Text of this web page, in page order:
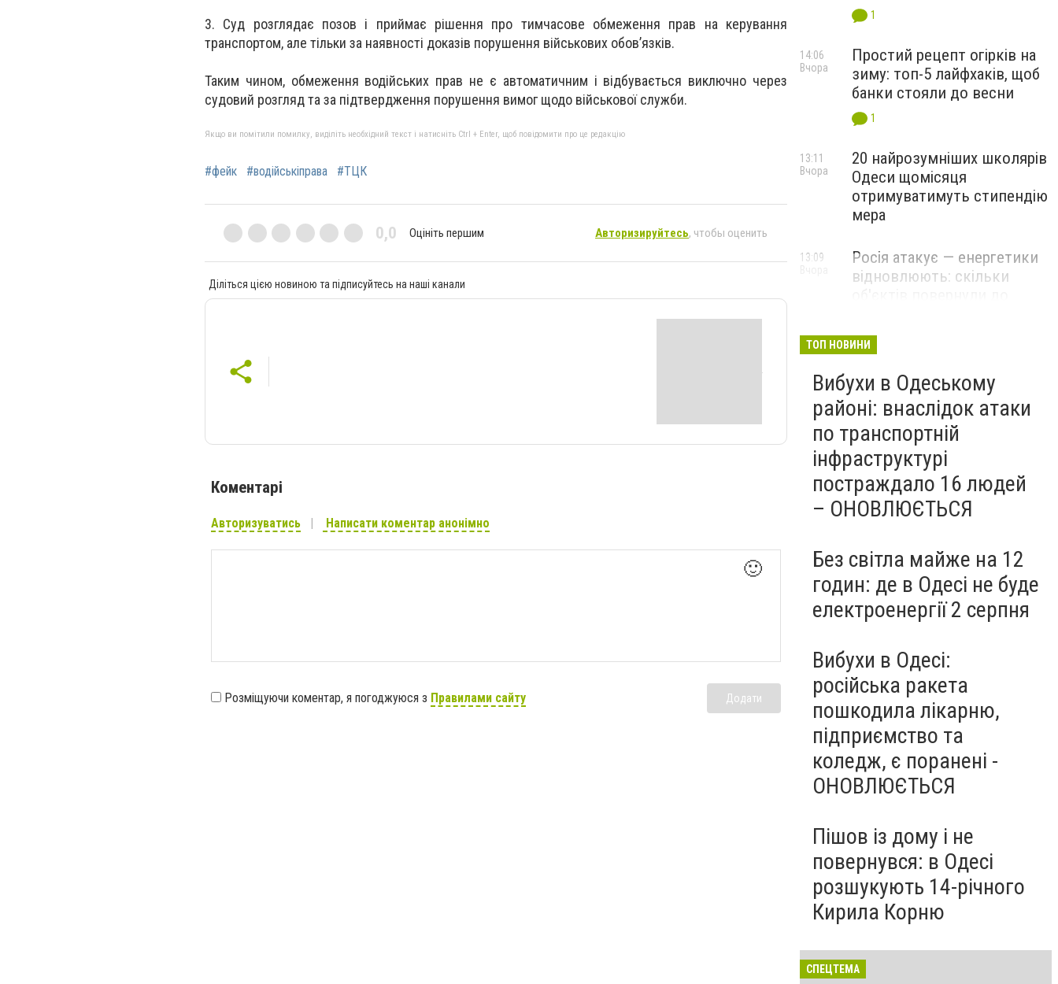
3. Суд розглядає позов і приймає рішення про тимчасове обмеження прав на керування
транспортом, але тільки за наявності доказів порушення військових обов’язків.
Таким чином, обмеження водійських прав не є автоматичним і відбувається виключно через
судовий розгляд та за підтвердження порушення вимог щодо військової служби.
Якщо ви помітили помилку, виділіть необхідний текст і натисніть Ctrl + Enter, щоб повідомити про це редакцію
#фейк #водійськіправа #ТЦК
0,0 Оцініть першим Авторизируйтесь, чтобы оценить
Діліться цією новиною та підписуйтесь на наші канали
Коментарі
Авторизуватись Написати коментар анонімно
🙂
Розміщуючи коментар, я погоджуюся з Правилами сайту Додати
1
Простий рецепт огірків на
зиму: топ-5 лайфхаків, щоб
банки стояли до весни
1
14:06
Вчора
20 найрозумніших школярів
Одеси щомісяця
отримуватимуть стипендію
мера
13:11
Вчора
Росія атакує — енергетики
відновлюють: скільки
13:09
ТОП НОВИНИ
Вибухи в Одеському
районі: внаслідок атаки
по транспортній
інфраструктурі
постраждало 16 людей
– ОНОВЛЮЄТЬСЯ
Без світла майже на 12
годин: де в Одесі не буде
електроенергії 2 серпня
Вибухи в Одесі:
російська ракета
пошкодила лікарню,
підприємство та
коледж, є поранені -
ОНОВЛЮЄТЬСЯ
Пішов із дому і не
повернувся: в Одесі
розшукують 14-річного
Кирила Корню
СПЕЦТЕМА